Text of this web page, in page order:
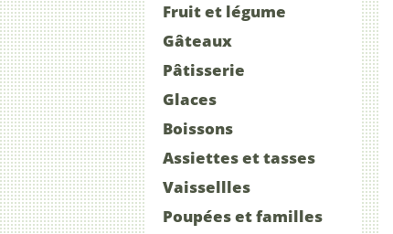
Fruit et légume
Gâteaux
Pâtisserie
Glaces
Boissons
Assiettes et tasses
Vaissellles
Poupées et familles